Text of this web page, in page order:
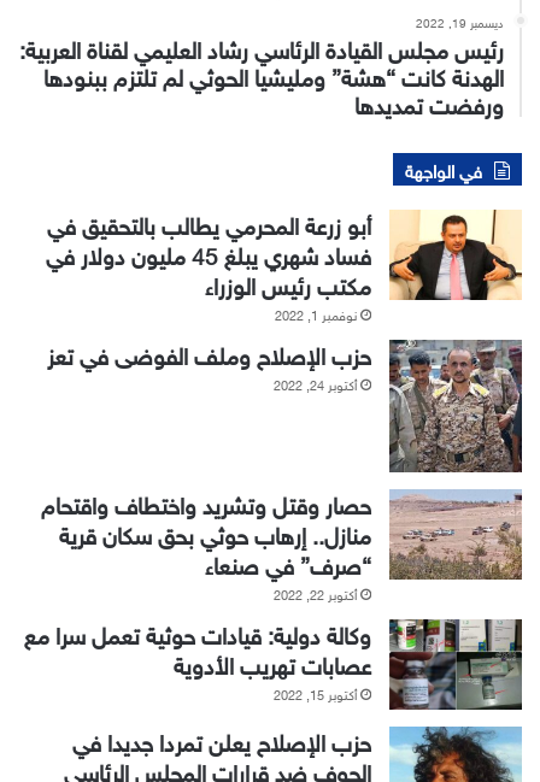
ديسمبر 19, 2022
رئيس مجلس القيادة الرئاسي رشاد العليمي لقناة العربية:
الهدنة كانت “هشة” ومليشيا الحوثي لم تلتزم ببنودها
ورفضت تمديدها
في الواجهة
أبو زرعة المحرمي يطالب بالتحقيق في
فساد شهري يبلغ 45 مليون دولار في
مكتب رئيس الوزراء
نوفمبر 1, 2022
حزب الإصلاح وملف الفوضى في تعز
أكتوبر 24, 2022
حصار وقتل وتشريد واختطاف واقتحام
منازل.. إرهاب حوثي بحق سكان قرية
“صرف” في صنعاء
أكتوبر 22, 2022
وكالة دولية: قيادات حوثية تعمل سرا مع
عصابات تهريب الأدوية
أكتوبر 15, 2022
حزب الإصلاح يعلن تمردا جديدا في
الجوف ضد قرارات المجلس الرئاسي